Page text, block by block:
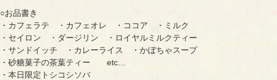
○お品書き
・カフェラテ ・カフェオレ ・ココア ・ミルク
・セイロン ・ダージリン ・ロイヤルミルクティー
・サンドイッチ ・カレーライス ・かぼちゃスープ
・砂糖菓子の茶葉ティー etc...
・本日限定トシコシソバ